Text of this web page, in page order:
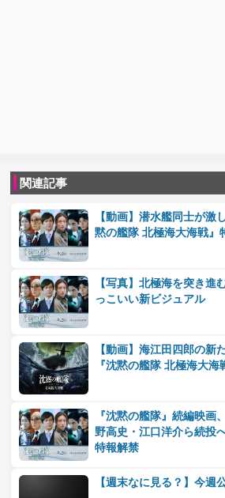
関連記事
【動画】潜水艦同士が
黙の艦隊 北極海大海戦』
【写真】北極海を突き進
っこいい新ビジュアル
【動画】海江田四郎の新
『沈黙の艦隊 北極海大
『沈黙の艦隊』続編映画
野高史・江口洋介ら続投
特報解禁
【週末なに見る？】今週